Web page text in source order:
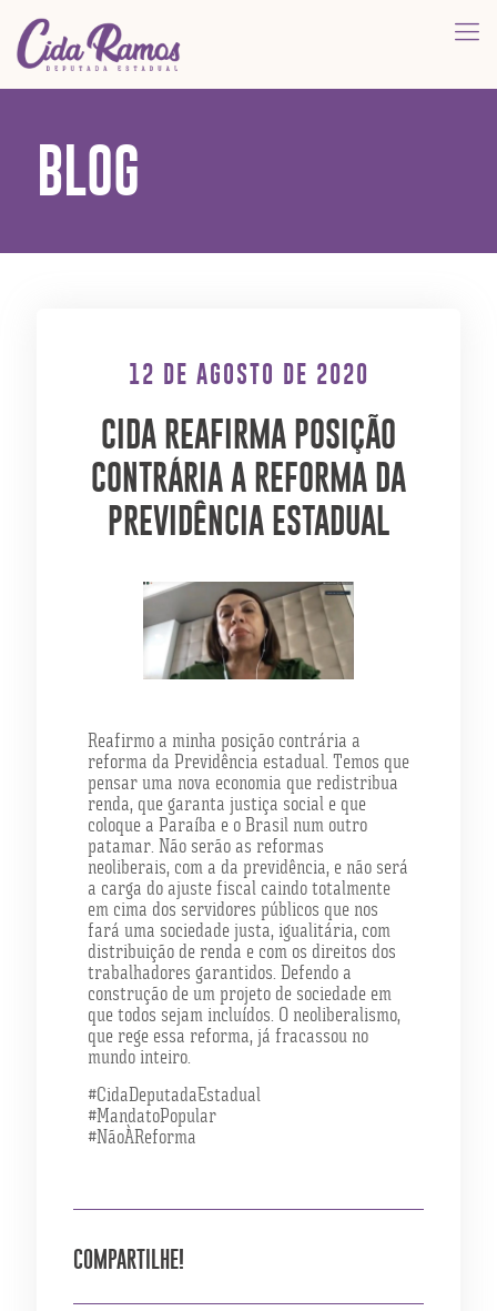
BLOG
12 DE AGOSTO DE 2020
CIDA REAFIRMA POSIÇÃO
CONTRÁRIA A REFORMA DA
PREVIDÊNCIA ESTADUAL
Reafirmo a minha posição contrária a
reforma da Previdência estadual. Temos que
pensar uma nova economia que redistribua
renda, que garanta justiça social e que
coloque a Paraíba e o Brasil num outro
patamar. Não serão as reformas
neoliberais, com a da previdência, e não será
a carga do ajuste fiscal caindo totalmente
em cima dos servidores públicos que nos
fará uma sociedade justa, igualitária, com
distribuição de renda e com os direitos dos
trabalhadores garantidos. Defendo a
construção de um projeto de sociedade em
que todos sejam incluídos. O neoliberalismo,
que rege essa reforma, já fracassou no
mundo inteiro.
#CidaDeputadaEstadual
#MandatoPopular
#NãoÀReforma
COMPARTILHE!